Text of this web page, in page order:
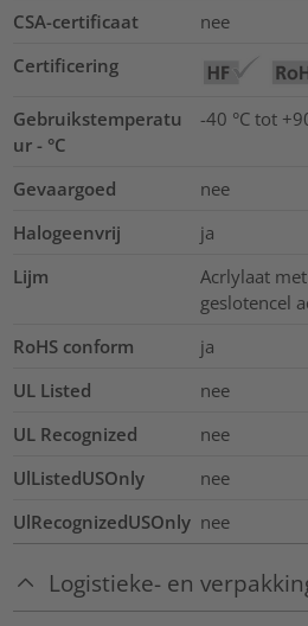
CSA-certificaat
nee
Certificering
Gebruikstemperatu
ur - °C
-40 °C tot
Gevaargoed
nee
Halogeenvrij
ja
Lijm
Acrlylaat
geslotencel
RoHS conform
ja
UL Listed
nee
UL Recognized
nee
UlListedUSOnly
nee
UlRecognizedUSOnly nee
Logistieke- en